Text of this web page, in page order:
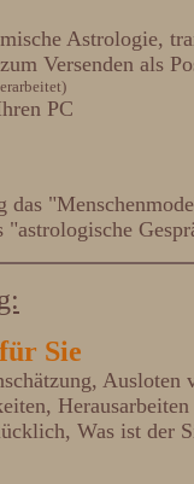
Astrologie,
Versenden als
PC
Sie
Was ist der